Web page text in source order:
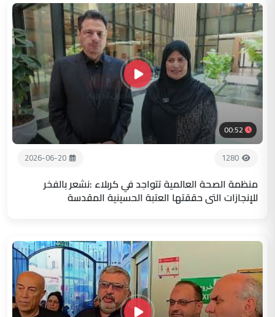
00:52
1280
2026-06-20
منظمة الصحة العالمية تتواجد في كربلاء :نشعر بالفخر
للإنجازات التي حققتها العتبة الحسينية المقدسة